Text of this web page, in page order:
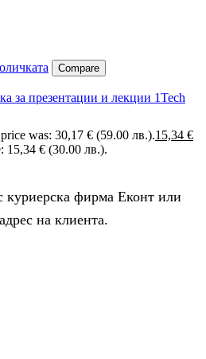
Compare
за презентации и лекции 1Tech
was: 30,17 € (59.00 лв.).15,34 €
15,34 € (30.00 лв.).
куриерска фирма Еконт или
на клиента.